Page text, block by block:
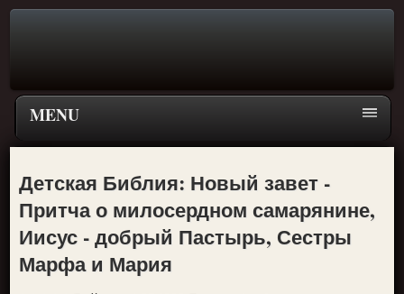
MENU
Главная страница
Поиск
ПЕРЕЙТИ К ГЛАВНОМУ МЕНЮ СКАЗОК
Детская Библия: Новый завет -
Притча о милосердном самарянине,
Иисус - добрый Пастырь, Сестры
Марфа и Мария